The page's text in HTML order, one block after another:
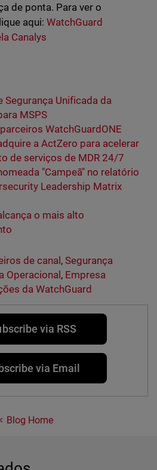
de ponta. Para ver o
aqui:WatchGuard
Canalys
Segurança Unificada da
MSPS
WatchGuardONE
a ActZero para acelerar
de serviços de MDR 24/7
"Campeã" no relatório
Leadership Matrix
o mais alto
de canal ,Segurança
Operacional , Empresa
da WatchGuard
via RSS
via Email
Blog Home